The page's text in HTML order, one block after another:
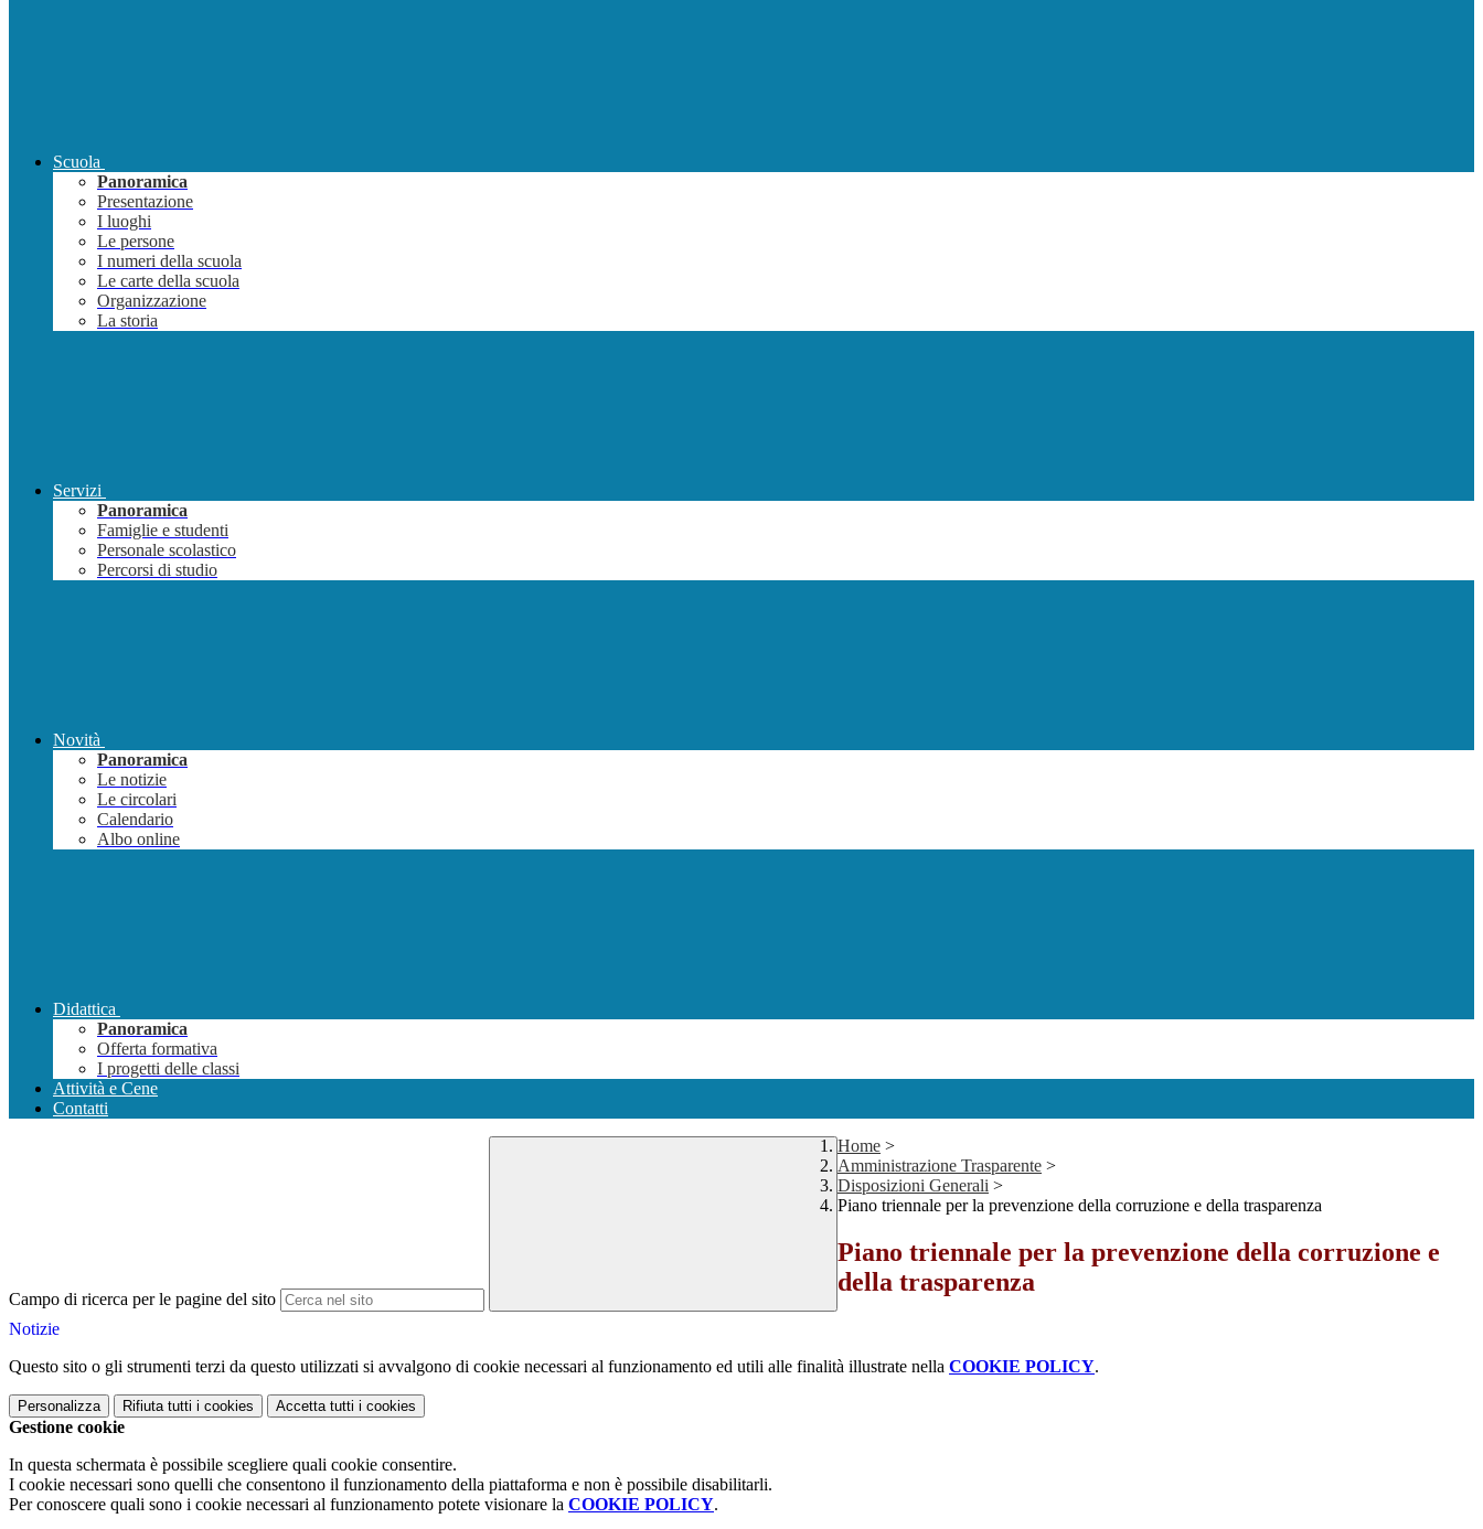
Scuola
Panoramica
Presentazione
I luoghi
Le persone
I numeri della scuola
Le carte della scuola
Organizzazione
La storia
Servizi
Panoramica
Famiglie e studenti
Personale scolastico
Percorsi di studio
Novità
Panoramica
Le notizie
Le circolari
Calendario
Albo online
Didattica
Panoramica
Offerta formativa
I progetti delle classi
Attività e Cene
Contatti
Campo di ricerca per le pagine del sito
Home >
Amministrazione Trasparente >
Disposizioni Generali >
Piano triennale per la prevenzione della corruzione e della trasparenza
Piano triennale per la prevenzione della corruzione e
della trasparenza
Notizie
Questo sito o gli strumenti terzi da questo utilizzati si avvalgono di cookie necessari al funzionamento ed utili alle finalità illustrate nella COOKIE POLICY.
Personalizza Rifiuta tutti i cookies Accetta tutti i cookies
Gestione cookie
In questa schermata è possibile scegliere quali cookie consentire.
I cookie necessari sono quelli che consentono il funzionamento della piattaforma e non è possibile disabilitarli.
Per conoscere quali sono i cookie necessari al funzionamento potete visionare la COOKIE POLICY.